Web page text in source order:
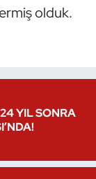
olduk.
YIL SONRA